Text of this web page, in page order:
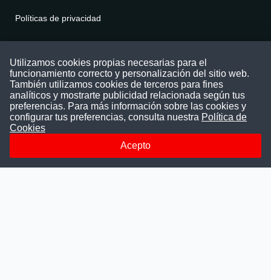
Políticas de privacidad
Puede comunicarse con nosotros a través
nuestras redes sociales o del correo:
contacto@convocatoriasdetrabajo.com
Siguenos en:
Utilizamos cookies propias necesarias para el
funcionamiento correcto y personalización del sitio web.
También utilizamos cookies de terceros para fines
analíticos y mostrarte publicidad relacionada según tus
preferencias. Para más información sobre las cookies y
configurar tus preferencias, consulta nuestra Política de
Cookies
Acepto